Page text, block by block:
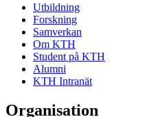
Utbildning
Forskning
Samverkan
Om KTH
Student på KTH
Alumni
KTH Intranät
Organisation